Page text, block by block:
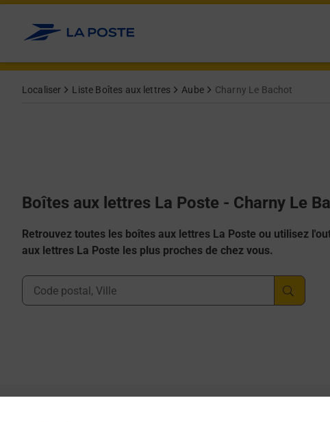
Allez au contenu
Localiser Liste Boîtes aux lettres Aube Charny Le Bachot
Boîtes aux lettres La Poste - Charny Le
Retrouvez toutes les boîtes aux lettres La Poste ou utilisez
aux lettres La Poste les plus proches de chez vous.
Ville, Département, Code Postal